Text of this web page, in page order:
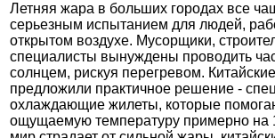
Летняя жара в больших городах все
серьезным испытанием для людей,
открытом воздухе. Мусорщики,
специалисты вынуждены проводить
солнцем, рискуя перегревом.
предложили практичное решение -
охлаждающие жилеты, которые
ощущаемую температуру примерно на